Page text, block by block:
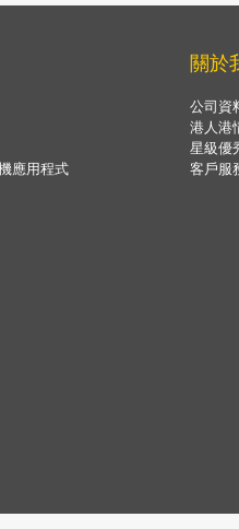
應用程式
關於
公司資
港人港
星級優
客戶服